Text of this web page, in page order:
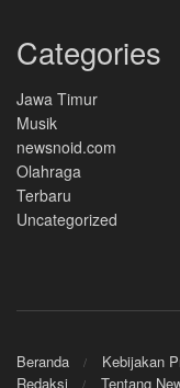
Categories
Jawa Timur
Musik
newsnoid.com
Olahraga
Terbaru
Uncategorized
Beranda Kebijakan
Redaksi
Tentang